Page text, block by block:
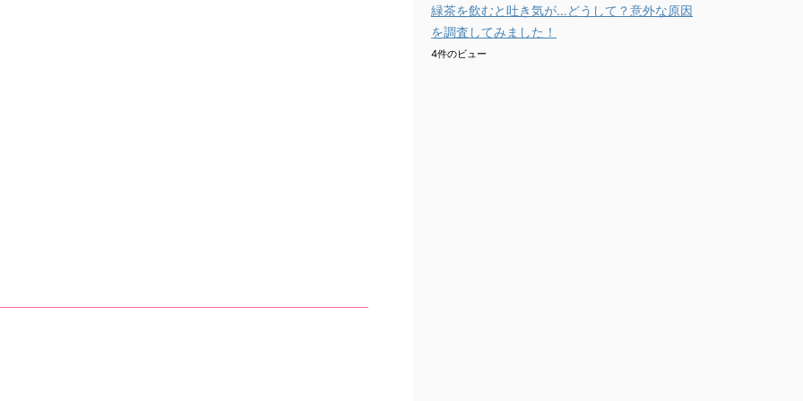
緑茶を飲むと吐き気が…どうして？意外な原因
を調査してみました！
4件のビュー